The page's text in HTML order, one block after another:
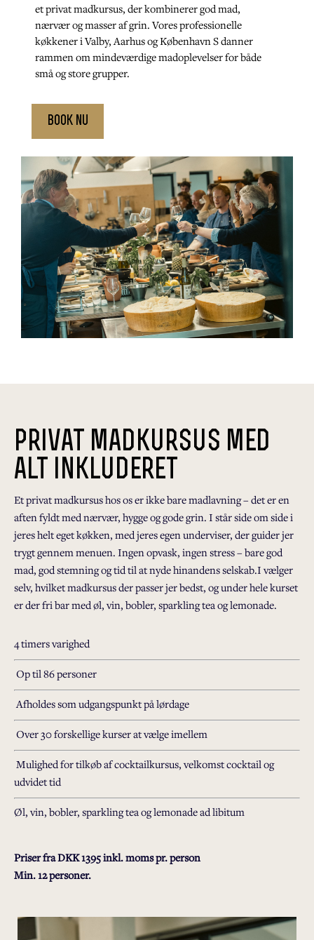
et privat madkursus, der kombinerer god mad,
nærvær og masser af grin. Vores professionelle
køkkener i Valby, Aarhus og København S danner
rammen om mindeværdige madoplevelser for både
små og store grupper.
book nu
privat madkursus med
alt inkluderet
Et privat madkursus hos os er ikke bare madlavning – det er en
aften fyldt med nærvær, hygge og gode grin. I står side om side i
jeres helt eget køkken, med jeres egen underviser, der guider jer
trygt gennem menuen. Ingen opvask, ingen stress – bare god
mad, god stemning og tid til at nyde hinandens selskab.I vælger
selv, hvilket madkursus der passer jer bedst, og under hele kurset
er der fri bar med øl, vin, bobler, sparkling tea og lemonade.
4 timers varighed
Op til 86 personer
Afholdes som udgangspunkt på lørdage
Over 30 forskellige kurser at vælge imellem
Mulighed for tilkøb af cocktailkursus, velkomst cocktail og
udvidet tid
Øl, vin, bobler, sparkling tea og lemonade ad libitum
Priser fra DKK 1395 inkl. moms pr. person
Min. 12 personer.